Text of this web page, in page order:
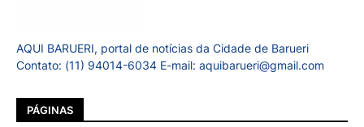
AQUI BARUERI, portal de notícias da Cidade de Barueri
Contato: (11) 94014-6034 E-mail: aquibarueri@gmail.com
PÁGINAS